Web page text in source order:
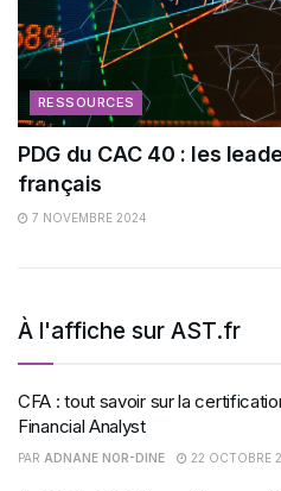
RESSOURCES
PDG du CAC 40 : les
français
7 NOVEMBRE 2024
À l'affiche sur AST.fr
CFA : tout savoir sur la
Financial Analyst
PAR ADNANE NOR-DINE 22 OCTOBRE